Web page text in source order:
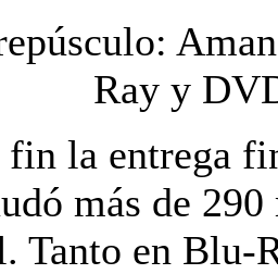
Ray y
la entrega
más de
Tanto en Blu-